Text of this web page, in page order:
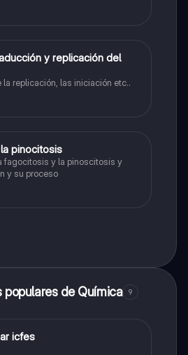
y replicación del
la replicación, las iniciación etc..
pinocitosis
fagocitosis y la pinoscitosis y
y su proceso
populares de Química 9
icfes